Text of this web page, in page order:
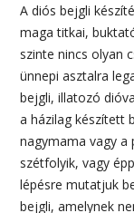
A diós bejgli
maga titkai,
szinte nincs olyan
ünnepi asztalra
bejgli, illatozó
a házilag készített
nagymama vagy a
szétfolyik, vagy
lépésre mutatjuk
bejgli, amelynek